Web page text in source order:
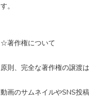
す。
☆著作権について
原則、完全な著作権の譲渡は
動画のサムネイルやSNS投